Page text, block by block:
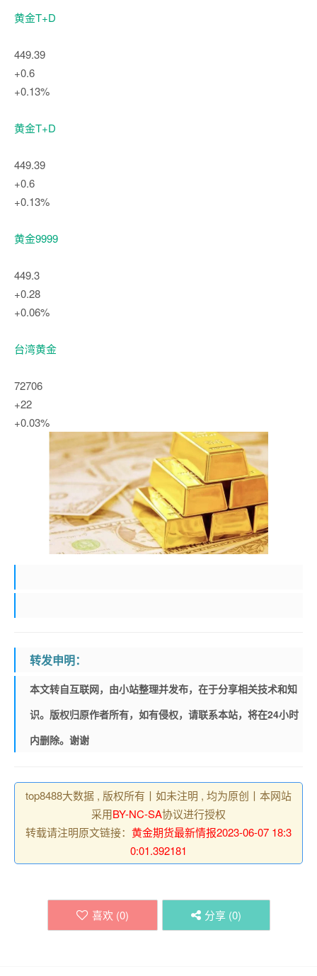
黄金T+D
449.39
+0.6
+0.13%
黄金T+D
449.39
+0.6
+0.13%
黄金9999
449.3
+0.28
+0.06%
台湾黄金
72706
+22
+0.03%
转发申明：
本文转自互联网，由小站整理并发布，在于分享相关技术和知
识。版权归原作者所有，如有侵权，请联系本站，将在24小时
内删除。谢谢
top8488大数据 , 版权所有丨如未注明 , 均为原创丨本网站
采用BY-NC-SA协议进行授权
转载请注明原文链接： 黄金期货最新情报2023-06-07 18:3
0:01.392181
喜欢 (0) 分享 (0)